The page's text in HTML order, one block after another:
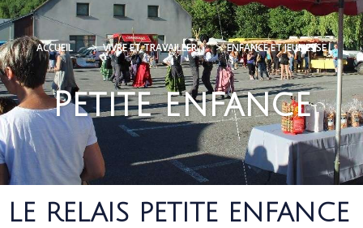
ACCUEIL > VIVRE ET TRAVAILLER > ENFANCE ET JEUNESSE
Petite enfance
LE RELAIS PETITE ENFANCE